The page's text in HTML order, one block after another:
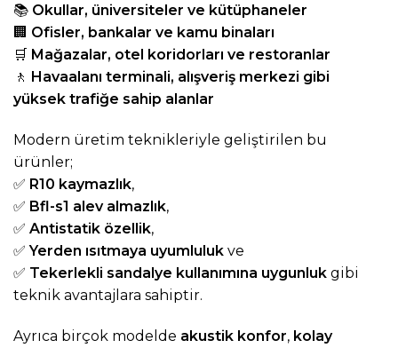
📚 Okullar, üniversiteler ve kütüphaneler
🏢 Ofisler, bankalar ve kamu binaları
🛒 Mağazalar, otel koridorları ve restoranlar
🚶 Havaalanı terminali, alışveriş merkezi gibi
yüksek trafiğe sahip alanlar
Modern üretim teknikleriyle geliştirilen bu
ürünler;
✅ R10 kaymazlık,
✅ Bfl-s1 alev almazlık,
✅ Antistatik özellik,
✅Yerden ısıtmaya uyumluluk ve
✅ Tekerlekli sandalye kullanımına uygunluk gibi
teknik avantajlara sahiptir.
Ayrıca birçok modelde akustik konfor, kolay